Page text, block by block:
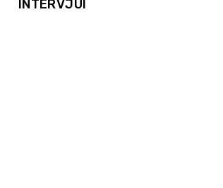
INTERVJUI